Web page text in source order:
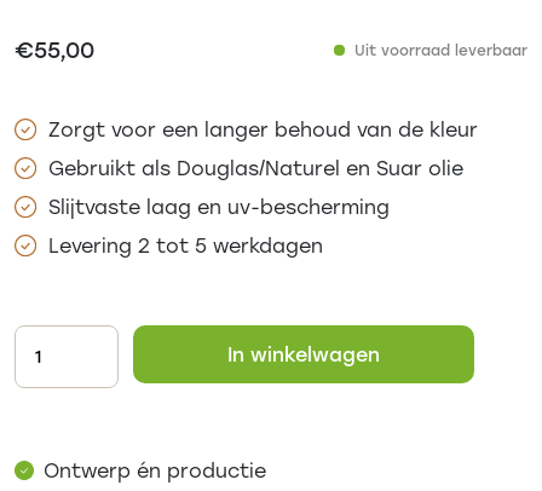
€55,00 Uit voorraad leverbaar
Zorgt voor een langer behoud van de kleur
Gebruikt als Douglas/Naturel en Suar olie
Slijtvaste laag en uv-bescherming
Levering 2 tot 5 werkdagen
In winkelwagen
Ontwerp én productie